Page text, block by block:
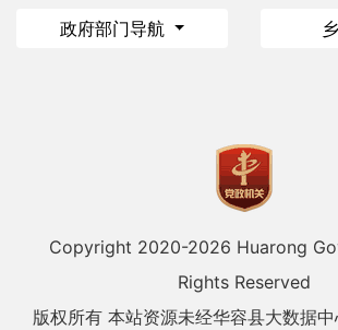
政府部门导航
Copyright 2020-2026 Huarong
Rights Reserved
版权所有 本站资源未经华容县大数据